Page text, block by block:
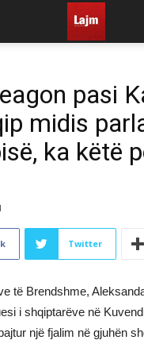
pasi
midis
ka këtë
Twitter
të Brendshme,
i shqiptarëve në
një fjalim në gjuhën